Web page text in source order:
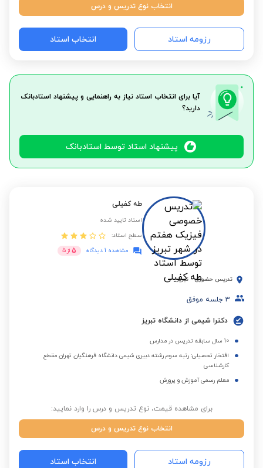
انتخاب نوع تدریس و درس
رزومه استاد انتخاب استاد
آیا برای انتخاب استاد نیاز به راهنمایی و پیشنهاد استادبانک
دارید؟
پیشنهاد استاد توسط استادبانک
طه کفیلی
استاد تایید شده
سطح استاد:
مشاهده 1 دیدگاه
5 از 5
تدریس حضوری - تبریز
3 جلسه موفق
دکترا شیمی از دانشگاه تبریز
10 سال سابقه تدریس در مدارس
افتخار تحصیلی: رتبه سوم رشته دبیری شیمی دانشگاه فرهنگیان تهران مقطع
کارشناسی
معلم رسمی آموزش و پرورش
برای مشاهده قیمت، نوع تدریس و درس را وارد نمایید:
انتخاب نوع تدریس و درس
رزومه استاد انتخاب استاد